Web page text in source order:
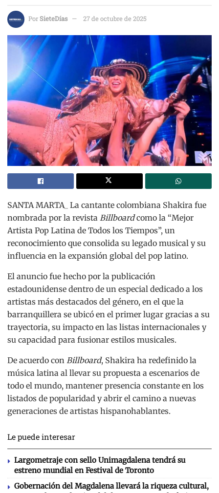
PorSieteDías 27 de octubre de 2025
SANTA MARTA_ La cantante colombiana Shakira fue
nombrada por la revista Billboardcomo la “Mejor
Artista Pop Latina de Todos los Tiempos”, un
reconocimiento que consolida su legado musical y su
influencia en la expansión global del pop latino.
El anuncio fue hecho por la publicación
estadounidense dentro de un especial dedicado a los
artistas más destacados del género, en el que la
barranquillera se ubicó en el primer lugar gracias a su
trayectoria, su impacto en las listas internacionales y
su capacidad para fusionar estilos musicales.
De acuerdo con Billboard, Shakira ha redefinido la
música latina al llevar su propuesta a escenarios de
todo el mundo, mantener presencia constante en los
listados de popularidad y abrir el camino a nuevas
generaciones de artistas hispanohablantes.
Le puede interesar
Largometraje con sello Unimagdalena tendrá su
estreno mundial en Festival de Toronto
Gobernación del Magdalena llevará la riqueza cultural,